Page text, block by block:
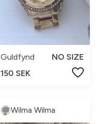
Guldfynd
NO SIZE
150 SEK
Wilma Wilma